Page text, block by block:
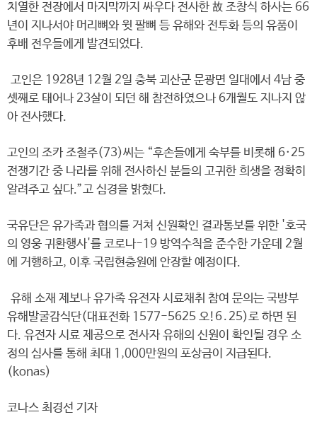
치열한 전장에서 마지막까지 싸우다 전사한 故 조창식 하사는 66
년이 지나서야 머리뼈와 윗 팔뼈 등 유해와 전투화 등의 유품이
후배 전우들에게 발견되었다.
고인은 1928년 12월 2일 충북 괴산군 문광면 일대에서 4남 중
셋째로 태어나 23살이 되던 해 참전하였으나 6개월도 지나지 않
아 전사했다.
고인의 조카 조철주(73)씨는 “후손들에게 숙부를 비롯해 6·25
전쟁기간 중 나라를 위해 전사하신 분들의 고귀한 희생을 정확히
알려주고 싶다.”고 심경을 밝혔다.
국유단은 유가족과 협의를 거쳐 신원확인 결과통보를 위한 '호국
의 영웅 귀환행사'를 코로나-19 방역수칙을 준수한 가운데 2월
에 거행하고, 이후 국립현충원에 안장할 예정이다.
유해 소재 제보나 유가족 유전자 시료채취 참여 문의는 국방부
유해발굴감식단(대표전화 1577-5625 오!6․25)로 하면 된
다. 유전자 시료 제공으로 전사자 유해의 신원이 확인될 경우 소
정의 심사를 통해 최대 1,000만원의 포상금이 지급된다.
(konas)
코나스 최경선 기자